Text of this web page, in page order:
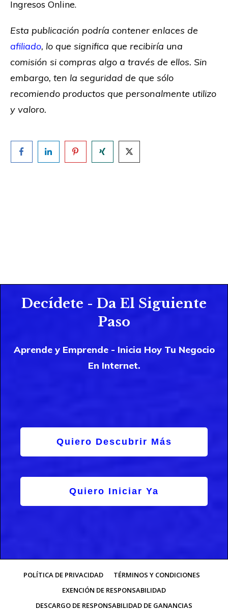
Ingresos Online.
Esta publicación podría contener enlaces de
afiliado, lo que significa que recibiría una
comisión si compras algo a través de ellos. Sin
embargo, ten la seguridad de que sólo
recomiendo productos que personalmente utilizo
y valoro.
Decídete - Da El Siguiente
Paso
Aprende y Emprende - Inicia Hoy Tu Negocio
En Internet.
Quiero Descubrir Más
Quiero Iniciar Ya
POLÍTICA DE PRIVACIDAD
TÉRMINOS Y CONDICIONES
EXENCIÓN DE RESPONSABILIDAD
DESCARGO DE RESPONSABILIDAD DE GANANCIAS